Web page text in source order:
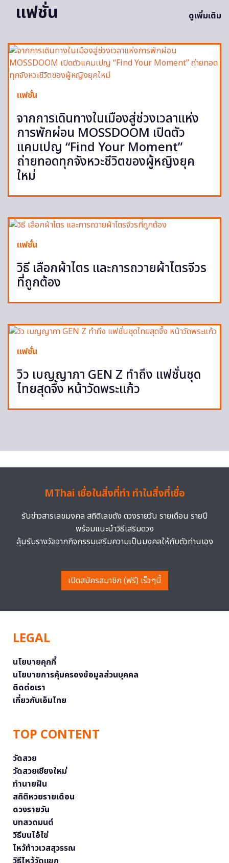
แฟชั่น ดูเพิ่มเติม
แฟชั่น
จากการเดินทางในเมืองสู่ช่วงเวลาแห่ง
การพักผ่อน MOSSDOOM เปิดตัว
แคมเปญ “Find Your Moment”
ถ่ายทอดทุกจังหวะชีวิตของผู้หญิงยุค
ใหม่
แฟชั่น
วิธี เลือกผ้าไตร และการถวายผ้าไตรจีวร
ที่ถูกต้อง
แฟชั่น
วิว เบญญาภา GEN Z ทำถึง แฟชั่นชุด
ไทยสุดจึ้ง หน้าวัดพระแก้ว
MThai เชื่อในสิ่งที่ทำ ทำในสิ่งที่เชื่อ
รับข่าวสารเลขมงคล สถิติเลขดัง ดวงรายวัน รายเดือน รายปี
พร้อมแนะนำวิธีเสริมดวง
ลุ้นรับรางวัลจากกิจกรรมเสริมความเป็นมงคลให้กับตัวท่านเอง
เปิดสมัครสมาชิก (ฟรี) เร็วๆนี้
LEGAL
นโยบายคุกกี้
นโยบายการคุ้มครองข้อมูลส่วนบุคคล
ติดต่อเรา
เกี่ยวกับเอ็มไทย
TOP CONTENT
วัดสวย
วัดสวยเชียงใหม่
ทำนายฝัน
สถิติหวยรายเดือน
ดวงรายวัน
บทสวดมนต์
วิธีบนไอ้ไข่
ไหว้ท้าวเวสสุวรรณ